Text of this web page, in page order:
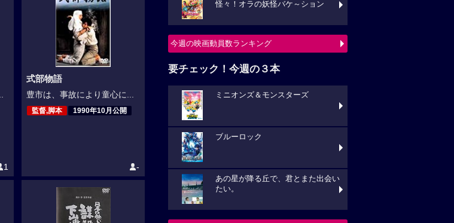
1
式部物語
豊市は、事故により童心に...
監督,脚本 1990年10月公開
-
怪々！オラの妖怪バケ～ション
今週の映画動員数ランキング
要チェック！今週の３本
ミニオンズ＆モンスターズ
ブルーロック
あの星が降る丘で、君とまた出会い
たい。